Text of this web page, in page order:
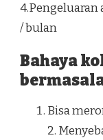
4.Pengeluaran
/ bulan
Bahaya
Bisa
2.